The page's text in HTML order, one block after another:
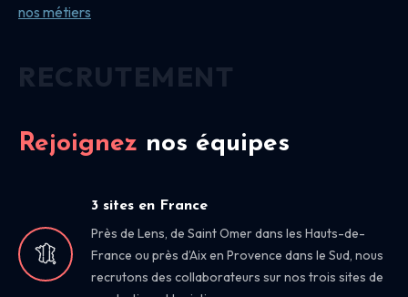
nos métiers
Rejoignez nos équipes
3 sites en France
Près de Lens, de Saint Omer dans les Hauts-de-
France ou près d’Aix en Provence dans le Sud, nous
recrutons des collaborateurs sur nos trois sites de
RECRUTEMENT